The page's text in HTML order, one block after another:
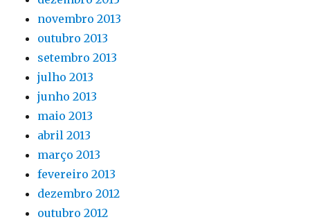
novembro 2013
outubro 2013
setembro 2013
julho 2013
junho 2013
maio 2013
abril 2013
março 2013
fevereiro 2013
dezembro 2012
outubro 2012